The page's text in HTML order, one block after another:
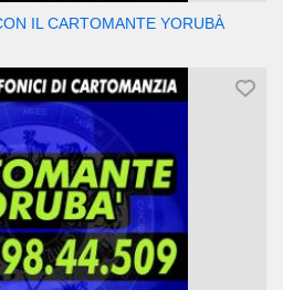
IL CARTOMANTE YORUBÀ